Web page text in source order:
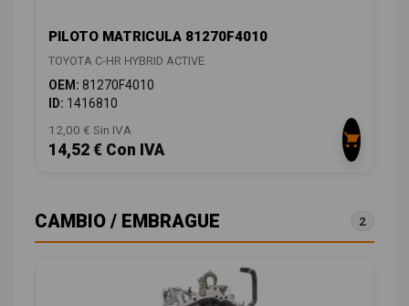
PILOTO MATRICULA 81270F4010
TOYOTA C-HR HYBRID ACTIVE
OEM: 81270F4010
ID: 1416810
12,00 € Sin IVA
14,52 € Con IVA
CAMBIO / EMBRAGUE 2